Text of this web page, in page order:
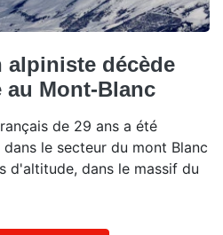
alpiniste décède
au Mont-Blanc
de 29 ans a été
le secteur du mont Blanc
d'altitude, dans le massif du